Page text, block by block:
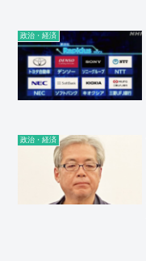
政治・経済
政治・経済